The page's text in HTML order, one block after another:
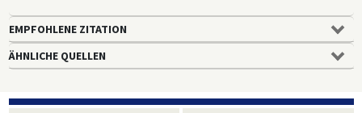
EMPFOHLENE ZITATION
ÄHNLICHE QUELLEN